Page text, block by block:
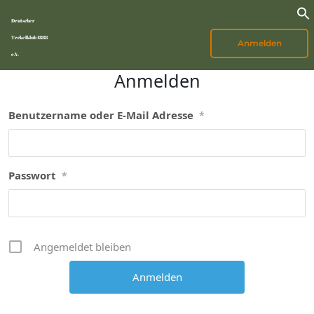
Deutscher
Teckelklub 1888
e.V.
Anmelden
Anmelden
Benutzername oder E-Mail Adresse *
Passwort *
Angemeldet bleiben